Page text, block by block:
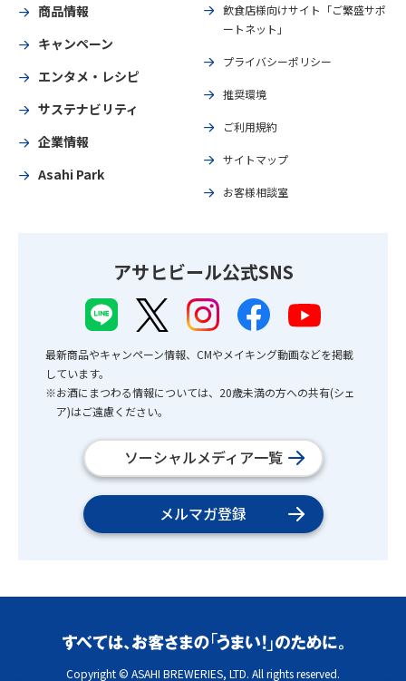
商品情報
キャンペーン
エンタメ・レシピ
サステナビリティ
企業情報
Asahi Park
飲食店様向けサイト「ご繁盛サポ
ートネット」
プライバシーポリシー
推奨環境
ご利用規約
サイトマップ
お客様相談室
アサヒビール公式SNS
最新商品やキャンペーン情報、CMやメイキング動画などを掲載
しています。
※お酒にまつわる情報については、20歳未満の方への共有(シェ
ア)はご遠慮ください。
ソーシャルメディア一覧
メルマガ登録
Copyright © ASAHI BREWERIES, LTD. All rights reserved.